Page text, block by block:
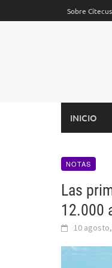
Sobre Citecus
INICIO
NOTAS
Las
12.000
10